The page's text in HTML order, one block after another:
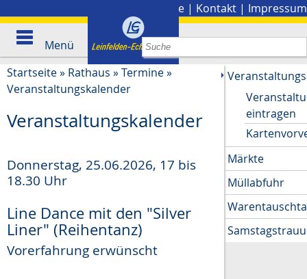
Presse | Kontakt | Impressum
Menü
Startseite» Rathaus »Termine»
Veranstaltungskalender
Veranstaltungskalender
Donnerstag, 25.06.2026, 17 bis
18.30 Uhr
Line Dance mit den "Silver
Liner" (Reihentanz)
Vorerfahrung erwünscht
eintragen
Märkte
Müllabfuhr